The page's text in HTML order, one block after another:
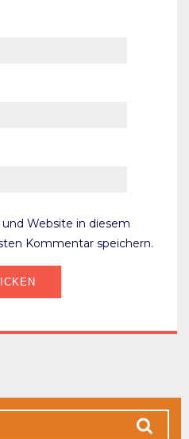
und Website in diesem
Kommentar speichern.